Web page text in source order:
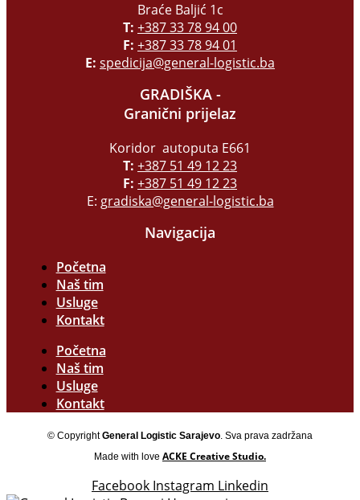
Braće Baljić 1c
T: +387 33 78 94 00
F: +387 33 78 94 01
E: spedicija@general-logistic.ba
GRADIŠKA -
Granični prijelaz
Koridor autoputa E661
T: +387 51 49 12 23
F: +387 51 49 12 23
E: gradiska@general-logistic.ba
Navigacija
Početna
Naš tim
Usluge
Kontakt
Početna
Naš tim
Usluge
Kontakt
© CopyrightGeneral Logistic Sarajevo. Sva prava zadržana
Made with love ACKE Creative Studio.
Facebook Instagram Linkedin